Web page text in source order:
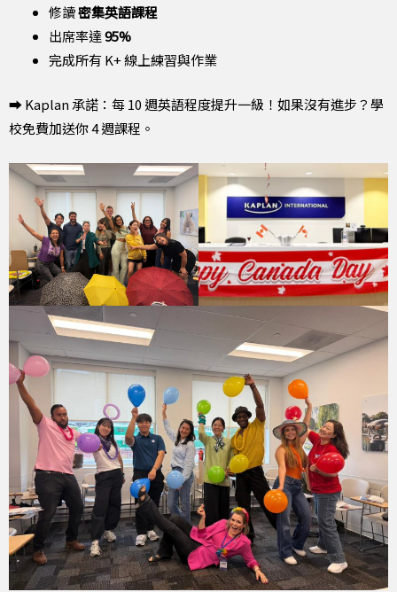
修讀密集英語課程
出席率達95%
完成所有 K+ 線上練習與作業
➡ Kaplan 承諾：每 10 週英語程度提升一級！如果沒有進步？學
校免費加送你 4 週課程。